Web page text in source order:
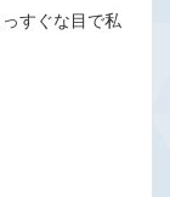
すぐな目で私